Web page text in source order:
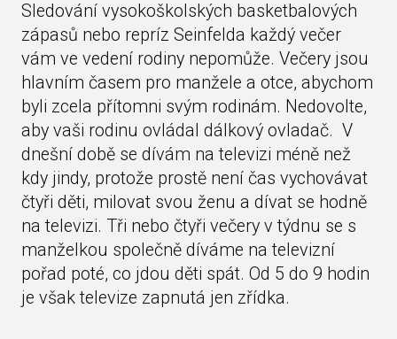
Sledování vysokoškolských basketbalových
zápasů nebo repríz Seinfelda každý večer
vám ve vedení rodiny nepomůže. Večery jsou
hlavním časem pro manžele a otce, abychom
byli zcela přítomni svým rodinám. Nedovolte,
aby vaši rodinu ovládal dálkový ovladač. V
dnešní době se dívám na televizi méně než
kdy jindy, protože prostě není čas vychovávat
čtyři děti, milovat svou ženu a dívat se hodně
na televizi. Tři nebo čtyři večery v týdnu se s
manželkou společně díváme na televizní
pořad poté, co jdou děti spát. Od 5 do 9 hodin
je však televize zapnutá jen zřídka.